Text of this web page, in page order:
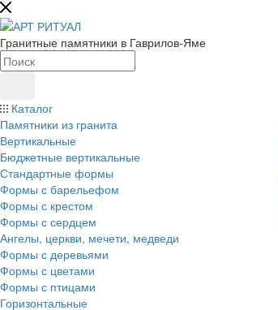
Гранитные памятники в Гаврилов-Яме
Каталог
Памятники из гранита
Вертикальные
Бюджетные вертикальные
Стандартные формы
Формы с барельефом
Формы с крестом
Формы с сердцем
Ангелы, церкви, мечети, медведи
Формы с деревьями
Формы с цветами
Формы с птицами
Горизонтальные